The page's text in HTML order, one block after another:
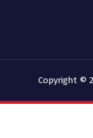
Copyright ©